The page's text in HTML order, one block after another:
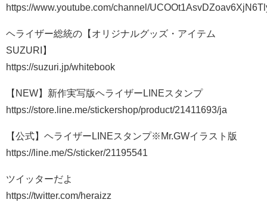
https://www.youtube.com/channel/
ヘライザー総統の【オリジナルグッズ・アイテム ∞
SUZURI】
https://suzuri.jp/whitebook
【NEW】新作実写版ヘライザーLINEスタンプ
https://store.line.me/stickershop/product/21411693/ja
【公式】ヘライザーLINEスタンプ※Mr.GWイラスト版
https://line.me/S/sticker/21195541
ツイッターだよ
https://twitter.com/heraizz